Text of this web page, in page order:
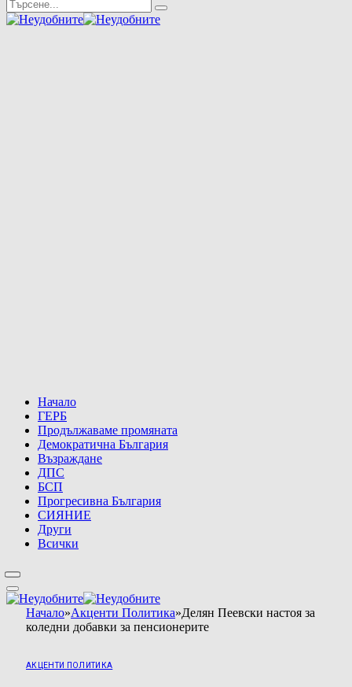
Начало
ГЕРБ
Продължаваме промяната
Демократична България
Възраждане
ДПС
БСП
Прогресивна България
СИЯНИЕ
Други
Всички
Начало»Акценти Политика»Делян Пеевски настоя за
коледни добавки за пенсионерите
АКЦЕНТИ ПОЛИТИКА